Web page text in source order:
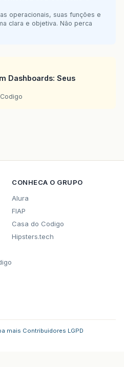
operacionais, suas funções e
clara e objetiva. Não perca
Dashboards: Seus
CONHECA O GRUPO
Alura
FIAP
Casa do Codigo
Hipsters.tech
mais Contribuidores LGPD